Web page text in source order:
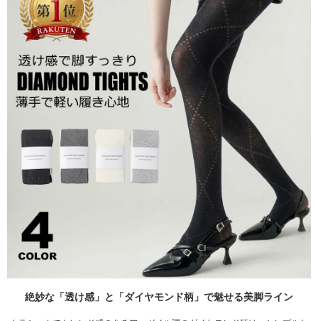
絶妙な「透け感」と「ダイヤモンド柄」で魅せる美脚ライン